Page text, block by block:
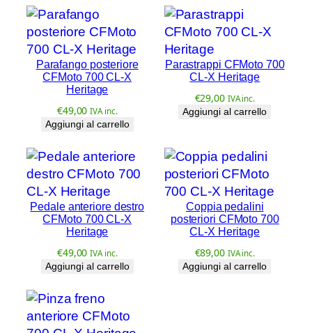
C
L
-
X
H
r
t
a
g
e
q
a
n
t
i
t
Parafango posteriore
CFMoto 700 CL-X
Heritage
€49,00 IVA inc.
Aggiungi al carrello
Parastrappi CFMoto 700
CL-X Heritage
€29,00 IVA inc.
Aggiungi al carrello
Pedale anteriore destro
CFMoto 700 CL-X
Heritage
€49,00 IVA inc.
Aggiungi al carrello
Coppia pedalini
posteriori CFMoto 700
CL-X Heritage
€89,00 IVA inc.
Aggiungi al carrello